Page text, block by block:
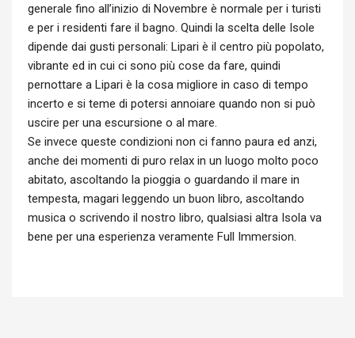
generale fino all’inizio di Novembre è normale per i turisti
e per i residenti fare il bagno. Quindi la scelta delle Isole
dipende dai gusti personali: Lipari è il centro più popolato,
vibrante ed in cui ci sono più cose da fare, quindi
pernottare a Lipari è la cosa migliore in caso di tempo
incerto e si teme di potersi annoiare quando non si può
uscire per una escursione o al mare.
Se invece queste condizioni non ci fanno paura ed anzi,
anche dei momenti di puro relax in un luogo molto poco
abitato, ascoltando la pioggia o guardando il mare in
tempesta, magari leggendo un buon libro, ascoltando
musica o scrivendo il nostro libro, qualsiasi altra Isola va
bene per una esperienza veramente Full Immersion.